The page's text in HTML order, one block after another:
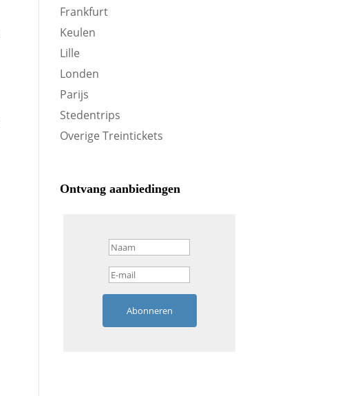
Frankfurt
Keulen
Lille
Londen
Parijs
Stedentrips
Overige Treintickets
Ontvang aanbiedingen
Abonneren